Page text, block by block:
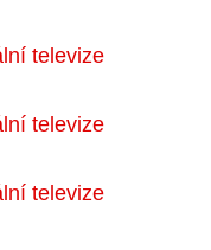
televize
televize
televize